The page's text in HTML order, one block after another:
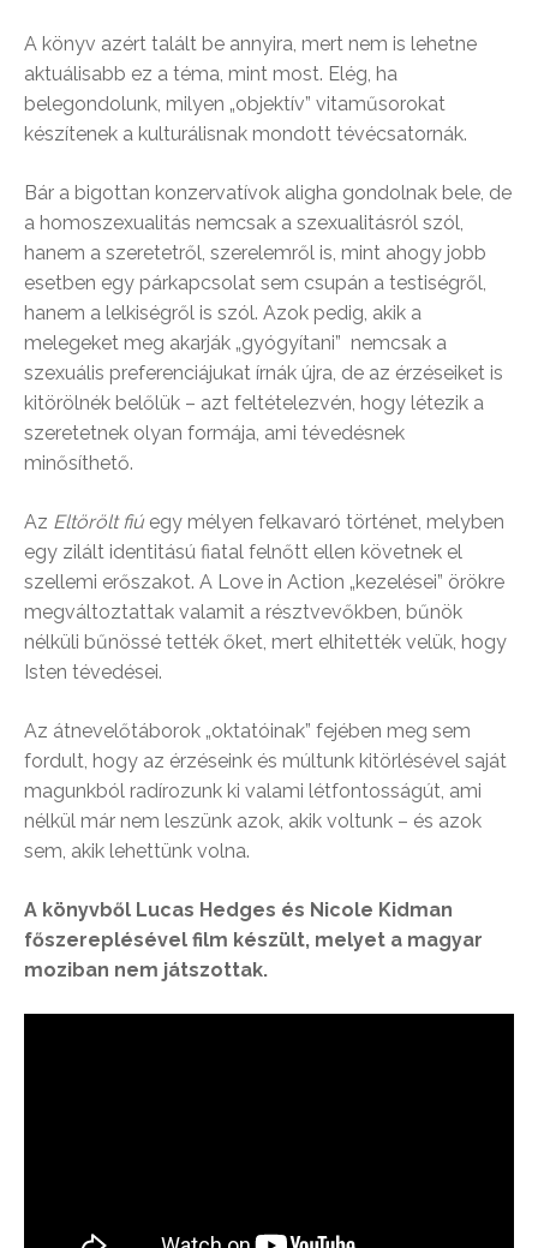
A könyv azért talált be annyira, mert nem is lehetne
aktuálisabb ez a téma, mint most. Elég, ha
belegondolunk, milyen „objektív” vitaműsorokat
készítenek a kulturálisnak mondott tévécsatornák.
Bár a bigottan konzervatívok aligha gondolnak bele, de
a homoszexualitás nemcsak a szexualitásról szól,
hanem a szeretetről, szerelemről is, mint ahogy jobb
esetben egy párkapcsolat sem csupán a testiségről,
hanem a lelkiségről is szól. Azok pedig, akik a
melegeket meg akarják „gyógyítani” nemcsak a
szexuális preferenciájukat írnák újra, de az érzéseiket is
kitörölnék belőlük – azt feltételezvén, hogy létezik a
szeretetnek olyan formája, ami tévedésnek
minősíthető.
Az Eltörölt fiú egy mélyen felkavaró történet, melyben
egy zilált identitású fiatal felnőtt ellen követnek el
szellemi erőszakot. A Love in Action „kezelései” örökre
megváltoztattak valamit a résztvevőkben, bűnök
nélküli bűnössé tették őket, mert elhitették velük, hogy
Isten tévedései.
Az átnevelőtáborok „oktatóinak” fejében meg sem
fordult, hogy az érzéseink és múltunk kitörlésével saját
magunkból radírozunk ki valami létfontosságút, ami
nélkül már nem leszünk azok, akik voltunk – és azok
sem, akik lehettünk volna.
A könyvből Lucas Hedges és Nicole Kidman
főszereplésével film készült, melyet a magyar
moziban nem játszottak.